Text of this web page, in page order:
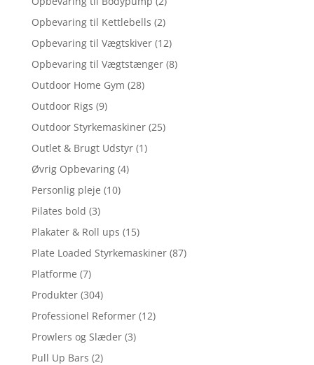
Opbevaring til Kettlebells (2)
Opbevaring til Vægtskiver (12)
Opbevaring til Vægtstænger (8)
Outdoor Home Gym (28)
Outdoor Rigs (9)
Outdoor Styrkemaskiner (25)
Outlet & Brugt Udstyr (1)
Øvrig Opbevaring (4)
Personlig pleje (10)
Pilates bold (3)
Plakater & Roll ups (15)
Plate Loaded Styrkemaskiner (87)
Platforme (7)
Produkter (304)
Professionel Reformer (12)
Prowlers og Slæder (3)
Pull Up Bars (2)